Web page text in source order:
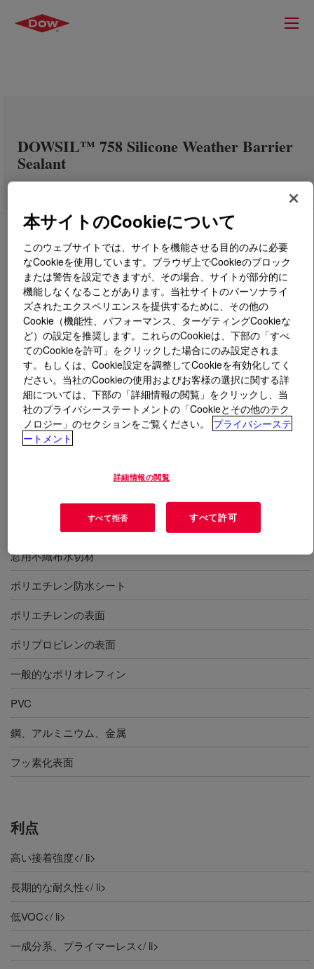
DOWSIL™ 758 Silicone Weather Barrier
Sealant
とはDOWSIL™ 758 Silicone Weather Barrier
Sealant?
1成分形、オキシム型シリコーンシーラント。表面エネ
ルギーが低い被着体との接着に適している。プライマー
無しでポリエチレン、アルマイト処理アルミ、ビニール
や、粉体塗装アルミに接着。
自己接着タイプの窓用水切材、防水シート
窓用不織布水切材
ポリエチレン防水シート
ポリエチレンの表面
ポリプロピレンの表面
一般的なポリオレフィン
PVC
鋼、アルミニウム、金属
フッ素化表面
利点
高い接着強度</ li>
長期的な耐久性</ li>
低VOC</ li>
一成分系、プライマーレス</ li>
本サイトのCookieについて
このウェブサイトでは、サイトを機能させる目的のみに必要
なCookieを使用しています。ブラウザ上でCookieのブロック
または警告を設定できますが、その場合、サイトが部分的に
機能しなくなることがあります。当社サイトのパーソナライ
ズされたエクスペリエンスを提供するために、その他の
Cookie（機能性、パフォーマンス、ターゲティングCookieな
ど）の設定を推奨します。これらのCookieは、下部の「すべ
てのCookieを許可」をクリックした場合にのみ設定されま
す。もしくは、Cookie設定を調整してCookieを有効化してく
ださい。当社のCookieの使用およびお客様の選択に関する詳
細については、下部の「詳細情報の閲覧」をクリックし、当
社のプライバシーステートメントの「Cookieとその他のテク
ノロジー」のセクションをご覧ください。
プライバシーステ
ートメント
詳細情報の閲覧
すべて拒否 すべて許可